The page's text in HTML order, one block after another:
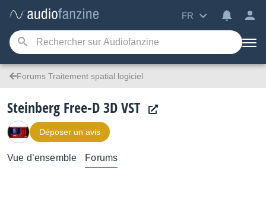
FR
Forums Traitement spatial logiciel
Steinberg Free-D 3D VST
Déposer un avis
Vue d’ensemble Forums